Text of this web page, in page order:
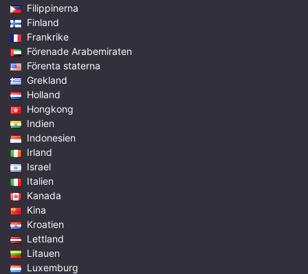
Filippinerna
Finland
Frankrike
Förenade Arabemiraten
Förenta staterna
Grekland
Holland
Hongkong
Indien
Indonesien
Irland
Israel
Italien
Kanada
Kina
Kroatien
Lettland
Litauen
Luxemburg